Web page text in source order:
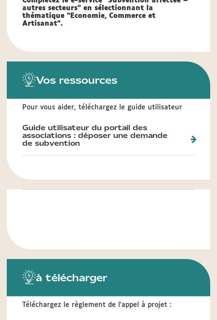
autres secteurs" en sélectionnant la
thématique "Economie, Commerce et
Artisanat".
Vos ressources
Pour vous aider, téléchargez le guide utilisateur
Guide utilisateur du portail des
associations : déposer une demande
de subvention
à télécharger
Téléchargez le règlement de l'appel à projet :